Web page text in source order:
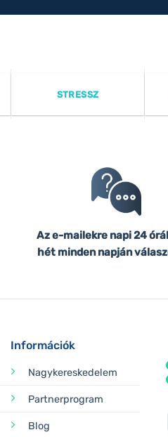
STRESSZ
Az e-mailekre napi 24
hét minden napján
Információk
Nagykereskedelem
Partnerprogram
Blog